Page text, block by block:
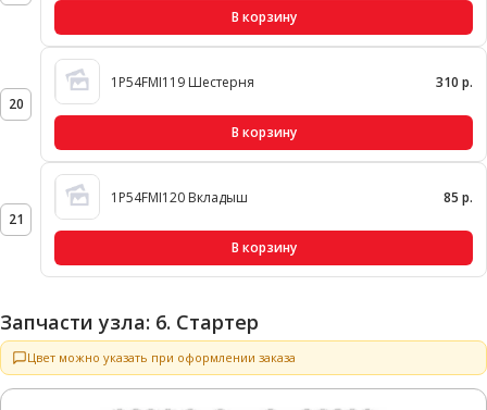
В корзину
20
1P54FMI119 Шестерня 310 р.
В корзину
21
1P54FMI120 Вкладыш 85 р.
В корзину
Запчасти узла: 6. Стартер
Цвет можно указать при оформлении заказа